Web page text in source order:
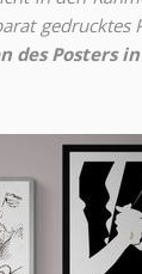
gedrucktes
des Posters